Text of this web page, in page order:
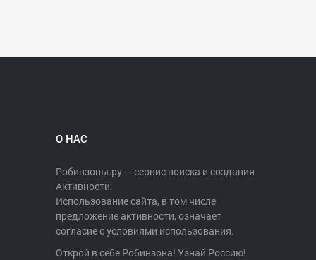
О НАС
Робинзоны.ру — сервис поиска и создания
Активности.
Использование сайта, в том числе
предложение активности, означает
согласие с условиями использования.
Открой в себе Робинзона! Узнай Россию!